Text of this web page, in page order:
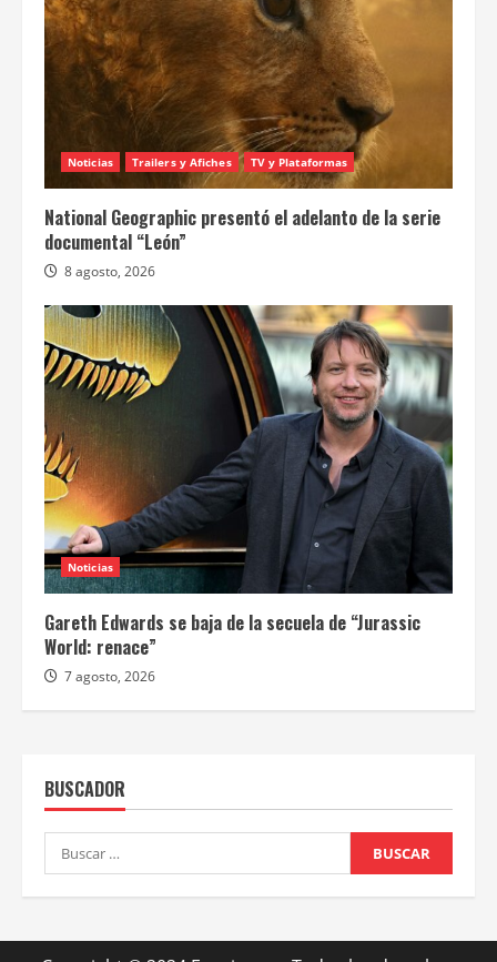
Noticias Trailers y Afiches TV y Plataformas
National Geographic presentó el adelanto de la serie
documental “León”
8 agosto, 2026
Noticias
Gareth Edwards se baja de la secuela de “Jurassic
World: renace”
7 agosto, 2026
BUSCADOR
Buscar: